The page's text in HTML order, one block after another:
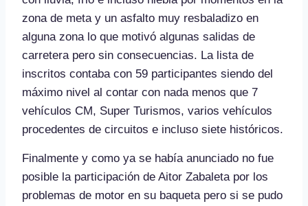
zona de meta y un asfalto muy resbaladizo en
alguna zona lo que motivó algunas salidas de
carretera pero sin consecuencias. La lista de
inscritos contaba con 59 participantes siendo del
máximo nivel al contar con nada menos que 7
vehículos CM, Super Turismos, varios vehículos
procedentes de circuitos e incluso siete históricos.
Finalmente y como ya se había anunciado no fue
posible la participación de Aitor Zabaleta por los
problemas de motor en su baqueta pero si se pudo